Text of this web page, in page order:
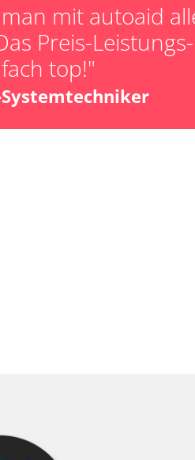
mit autoaid
Preis-Leistungs-
top!"